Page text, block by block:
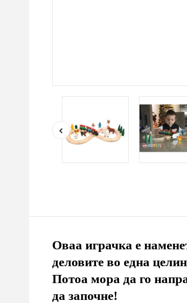
Оваа играчка е
деловите во една
Потоа мора да го
да започне!